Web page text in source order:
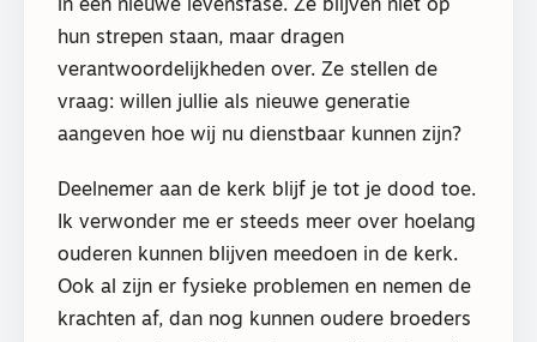
in een nieuwe levensfase. Ze blijven niet op
hun strepen staan, maar dragen
verantwoordelijkheden over. Ze stellen de
vraag: willen jullie als nieuwe generatie
aangeven hoe wij nu dienstbaar kunnen zijn?
Deelnemer aan de kerk blijf je tot je dood toe.
Ik verwonder me er steeds meer over hoelang
ouderen kunnen blijven meedoen in de kerk.
Ook al zijn er fysieke problemen en nemen de
krachten af, dan nog kunnen oudere broeders